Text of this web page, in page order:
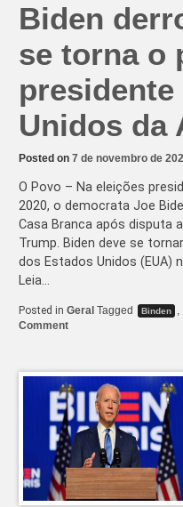
Biden
se torna o
Unidos da
Posted on 7 de novembro de
O Povo – Na eleições
2020, o democrata Joe
Casa Branca após disputa
Trump. Biden deve se
dos Estados Unidos (EUA)
Leia…
Posted in Geral Tagged Binden ,
Commenton
e
se
torna
o
próximo
presidente
dos
Estados
Unidos
da
América